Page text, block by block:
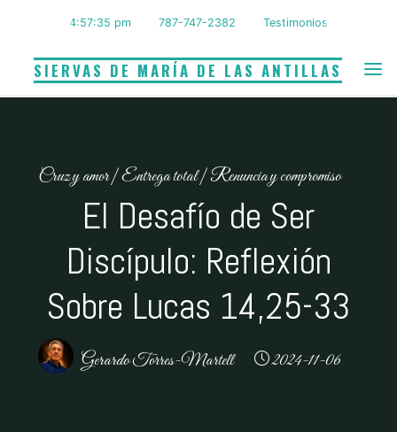
contenidoSIERVAS DE MARÍA DE LAS ANTILLAS
4:57:36 pm 787-747-2382 Testimonios
Cruz y amor|Entrega total|Renuncia y compromiso
El Desafío de Ser
Discípulo: Reflexión
Sobre Lucas 14,25-33
Gerardo Torres-Martell 2024-11-06